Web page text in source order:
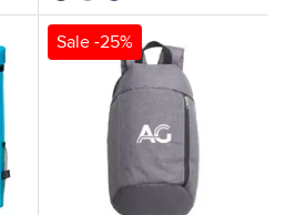
Sale -25%